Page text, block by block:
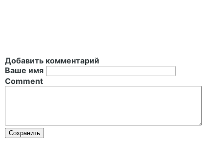
Добавить комментарий
Ваше имя
Comment